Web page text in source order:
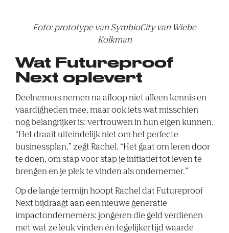
Foto: prototype van SymbioCity van Wiebe
Kolkman
Wat Futureproof
Next oplevert
Deelnemers nemen na afloop niet alleen kennis en
vaardigheden mee, maar ook iets wat misschien
nog belangrijker is: vertrouwen in hun eigen kunnen.
“Het draait uiteindelijk niet om het perfecte
businessplan,” zegt Rachel. “Het gaat om leren door
te doen, om stap voor stap je initiatief tot leven te
brengen en je plek te vinden als ondernemer.”
Op de lange termijn hoopt Rachel dat Futureproof
Next bijdraagt aan een nieuwe generatie
impactondernemers: jongeren die geld verdienen
met wat ze leuk vinden én tegelijkertijd waarde